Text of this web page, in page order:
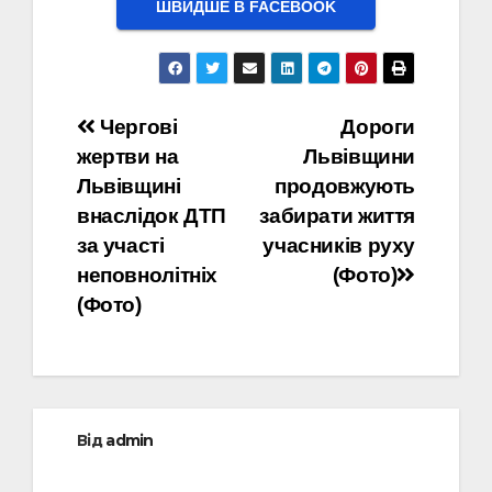
ШВИДШЕ В FACEBOOK
Навігація
записів
Дороги
Львівщини
продовжують
забирати життя
учасників руху
(Фото)
Чергові
жертви на
Львівщині
внаслідок ДТП
за участі
неповнолітніх
(Фото)
Відadmin